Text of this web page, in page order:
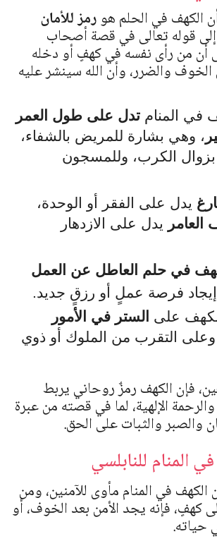
الكهف في الحلم هورمز للأمان
قوله تعالى في قصة أصحاب
أن من رأى نفسه في كهفٍ أو دخله
والضرر، وأن الله سينشر عليه
في المنام تدل على طول العمر
، وهي بشارة للمريض بالشفاء،
بزوال الكرب، وللمسجون
يدل على الفقر أو الوحدة،
العامر يدل على الازدهار
في حلم العاطل عن العمل
فرصة عملٍ أو رزقٍ جديد.
على الستر في الأمور
وعلى التقرب من الملوك أو ذوي
فإن الكهف رمزٌ روحاني يربط
والرحمة الإلهية، لما في قصته من عبرة
والصبر والثبات على الحق.
المنام للنابلسي
الكهف في المنام مأوى للآمنين، ومن
كهفٍ، فإنه يجد الأمن بعد الخوف، أو
حياته.